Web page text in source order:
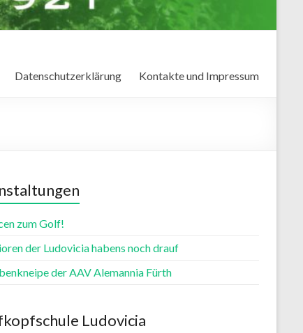
Datenschutzerklärung Kontakte und Impressum
zum Golf!
der Ludovicia habens noch drauf
der AAV Alemannia Fürth
Ludovicia